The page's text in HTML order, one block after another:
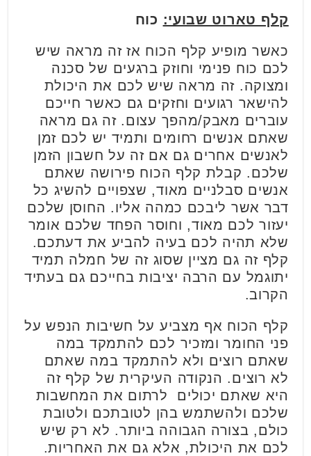
קלף טארוט שבועי: כוח
כאשר מופיע קלף הכוח אז זה מראה שיש
לכם כוח פנימי וחוזק ברגעים של סכנה
ומצוקה. זה מראה שיש לכם את היכולת
להישאר רגועים וחזקים גם כאשר חייכם
עוברים מאבק/מהפך עצום. זה גם מראה
שאתם אנשים רחומים ותמיד יש לכם זמן
לאנשים אחרים גם אם זה על חשבון הזמן
שלכם. קבלת קלף הכוח פירושה שאתם
אנשים סבלניים מאוד, שצפויים להשיג כל
דבר אשר ליבכם כמהה אליו. החוסן שלכם
יעזור לכם מאוד, וחוסר הפחד שלכם אומר
שלא תהיה לכם בעיה להביע את דעתכם.
קלף זה גם מציין שסוג זה של חמלה תמיד
יתוגמל עם הרבה יציבות בחייכם גם בעתיד
הקרוב.
קלף הכוח אף מצביע על חשיבות הנפש על
פני החומר ומזכיר לכם להתמקד במה
שאתם רוצים ולא להתמקד במה שאתם
לא רוצים. הנקודה העיקרית של קלף זה
היא שאתם יכולים לרתום את המחשבות
שלכם ולהשתמש בהן לטובתכם ולטובת
כולם, בצורה הגבוהה ביותר. לא רק שיש
לכם את היכולת, אלא גם את האחריות.